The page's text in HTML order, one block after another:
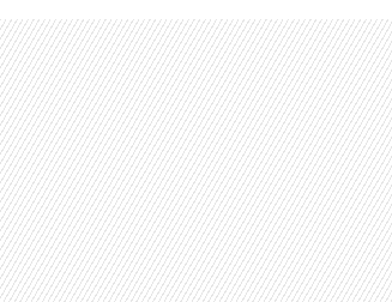
Skip to main content